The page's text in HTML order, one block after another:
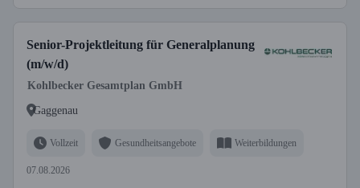
Senior-Projektleitung für Generalplanung
(m/w/d)
Kohlbecker Gesamtplan GmbH
Gaggenau
Vollzeit Gesundheitsangebote Weiterbildungen
07.08.2026